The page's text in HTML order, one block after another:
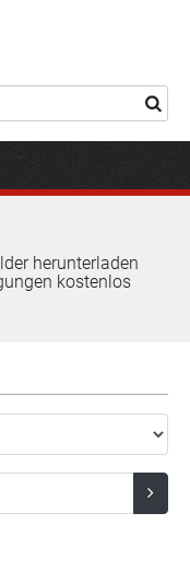
herunterladen
kostenlos